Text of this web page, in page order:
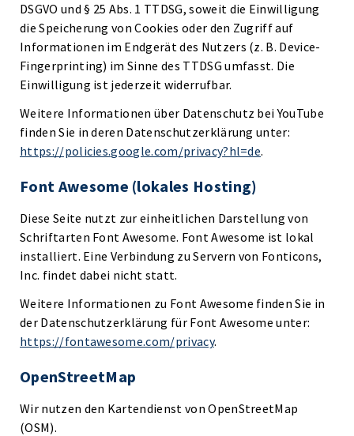
DSGVO und § 25 Abs. 1 TTDSG, soweit die Einwilligung
die Speicherung von Cookies oder den Zugriff auf
Informationen im Endgerät des Nutzers (z. B. Device-
Fingerprinting) im Sinne des TTDSG umfasst. Die
Einwilligung ist jederzeit widerrufbar.
Weitere Informationen über Datenschutz bei YouTube
finden Sie in deren Datenschutzerklärung unter:
https://policies.google.com/privacy?hl=de.
Font Awesome (lokales Hosting)
Diese Seite nutzt zur einheitlichen Darstellung von
Schriftarten Font Awesome. Font Awesome ist lokal
installiert. Eine Verbindung zu Servern von Fonticons,
Inc. findet dabei nicht statt.
Weitere Informationen zu Font Awesome finden Sie in
der Datenschutzerklärung für Font Awesome unter:
https://fontawesome.com/privacy.
OpenStreetMap
Wir nutzen den Kartendienst von OpenStreetMap
(OSM).